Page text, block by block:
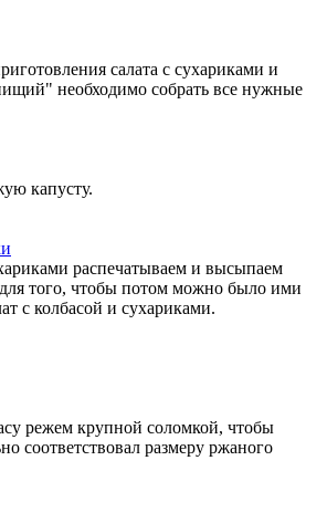
салата с сухариками и
необходимо собрать все нужные
капусту.
распечатываем и высыпаем
для того, чтобы потом можно было ими
с колбасой и сухариками.
режем крупной соломкой, чтобы
соответствовал размеру ржаного